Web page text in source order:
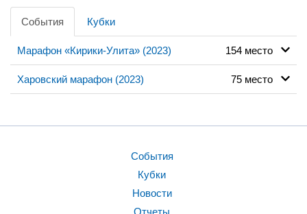
События Кубки
Марафон «Кирики-Улита» (2023) 154 место
Харовский марафон (2023) 75 место
События
Кубки
Новости
Отчеты